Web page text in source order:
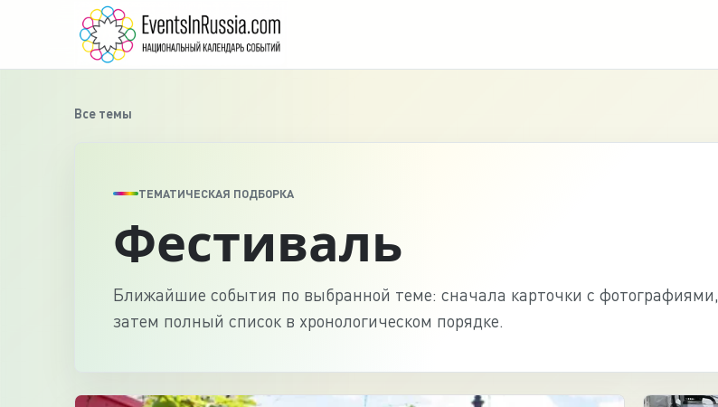
Все темы
ТЕМАТИЧЕСКАЯ ПОДБОРКА
Фестиваль
Ближайшие события по выбранной теме: сначала карточки с фотографиями,
затем полный список в хронологическом порядке.